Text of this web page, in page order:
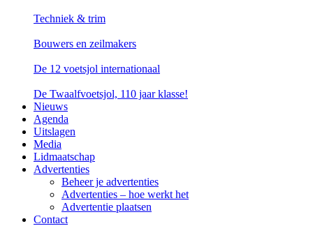
Techniek & trim
Bouwers en zeilmakers
De 12 voetsjol internationaal
De Twaalfvoetsjol, 110 jaar klasse!
Nieuws
Agenda
Uitslagen
Media
Lidmaatschap
Advertenties
Beheer je advertenties
Advertenties – hoe werkt het
Advertentie plaatsen
Contact